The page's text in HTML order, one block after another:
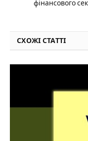
фінансового
СХОЖІ СТАТТІ